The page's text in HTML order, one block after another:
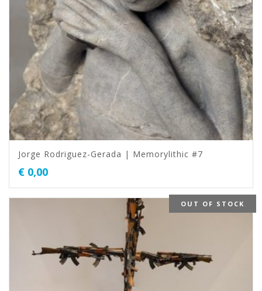
Jorge Rodriguez-Gerada | Memorylithic #7
€ 0,00
OUT OF STOCK